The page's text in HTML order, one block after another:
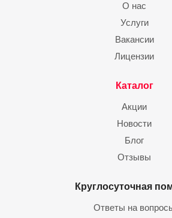
О нас
Услуги
Вакансии
Лицензии
Каталог
Акции
Новости
Блог
Отзывы
Круглосуточная
Ответы на